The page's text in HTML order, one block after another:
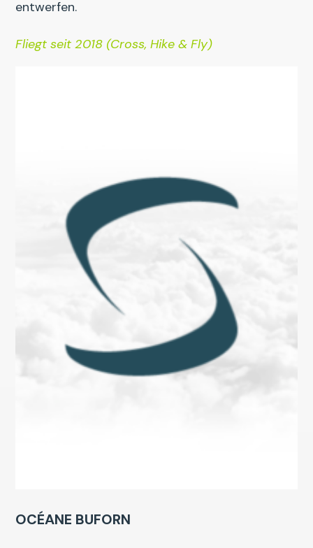
entwerfen.
Fliegt seit 2018 (Cross, Hike & Fly)
OCÉANE BUFORN